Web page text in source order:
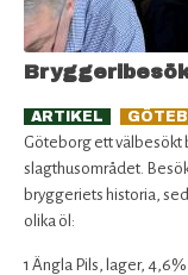
ARTIKEL
Göteborg ett välbesökt
slagthusområdet.
bryggeriets historia,
olika öl:
1 Ängla Pils, lager, 4,6%